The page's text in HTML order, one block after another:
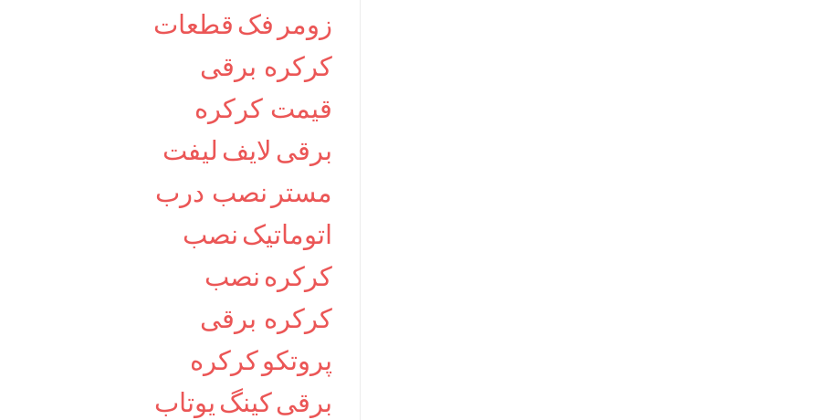
زومر فک قطعات
کرکره برقی
قیمت کرکره
برقی لایف لیفت
مستر نصب درب
اتوماتیک نصب
کرکره نصب
کرکره برقی
پروتکوکرکره
برقیکینگ یوتاب